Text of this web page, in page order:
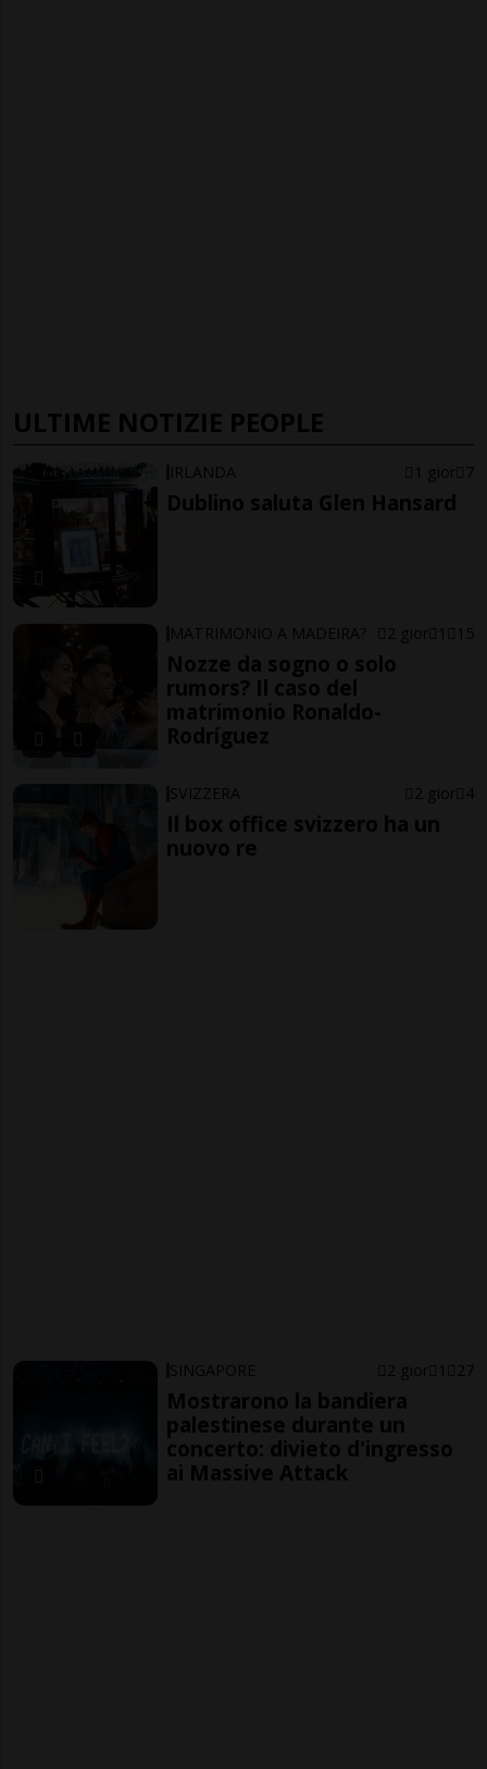
ULTIME NOTIZIE PEOPLE
IRLANDA 1 gior 7
Dublino saluta Glen Hansard
MATRIMONIO A MADEIRA? 2 gior 1 15
Nozze da sogno o solo
rumors? Il caso del
matrimonio Ronaldo-
Rodríguez
SVIZZERA 2 gior 4
Il box office svizzero ha un
nuovo re
SINGAPORE 2 gior 1 27
Mostrarono la bandiera
palestinese durante un
concerto: divieto d'ingresso
ai Massive Attack